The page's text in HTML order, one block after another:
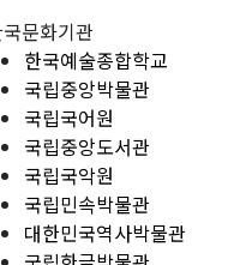
문화기관
한국예술종합학교
국립중앙박물관
국립국어원
국립중앙도서관
국립국악원
국립민속박물관
대한민국역사박물관